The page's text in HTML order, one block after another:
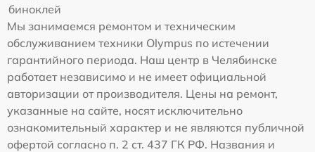
биноклей
Мы занимаемся ремонтом и техническим
обслуживанием техники Olympus по истечении
гарантийного периода. Наш центр в Челябинске
работает независимо и не имеет официальной
авторизации от производителя. Цены на ремонт,
указанные на сайте, носят исключительно
ознакомительный характер и не являются публичной
офертой согласно п. 2 ст. 437 ГК РФ. Названия и